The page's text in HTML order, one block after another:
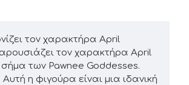
τον χαρακτήρα April
τον χαρακτήρα April
των Pawnee Goddesses.
η φιγούρα είναι μια ιδανική